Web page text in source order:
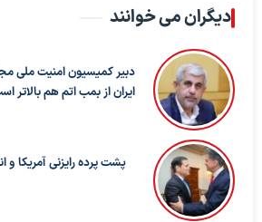
دیگران می خوانند
دبیر کمیسیون امنیت ملی
ایران از بمب اتم هم بالاتر
پشت پرده رایزنی آمریکا و